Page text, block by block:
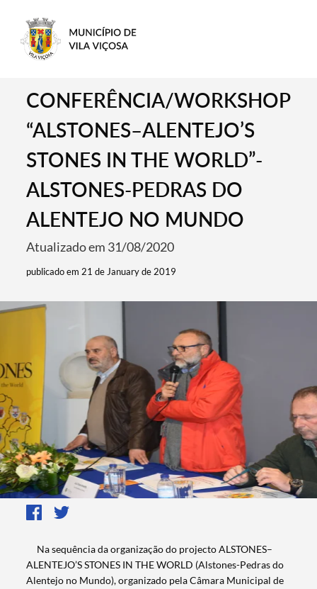
CONFERÊNCIA/WORKSHOP
“ALSTONES–ALENTEJO’S
STONES IN THE WORLD”-
ALSTONES-PEDRAS DO
ALENTEJO NO MUNDO
Atualizado em 31/08/2020
publicado em 21 de January de 2019
​ Na sequência da organização do projecto ALSTONES–
ALENTEJO’S STONES IN THE WORLD (Alstones-Pedras do
Alentejo no Mundo), organizado pela Câmara Municipal de